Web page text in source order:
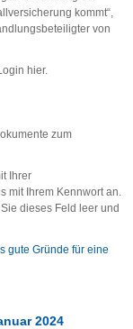
kommt“,
von
hier.
zum
Ihrer
mit Ihrem Kennwort an.
dieses Feld leer und
gute Gründe für eine
2024